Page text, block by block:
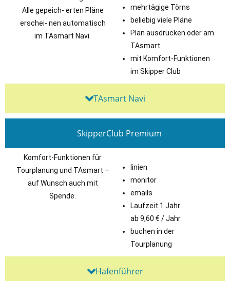
TAsmart Navi
Alle gepeich- erten Pläne
erschei- nen automatisch
im TAsmart Navi.
mehrtägige Törns
beliebig viele Pläne
Plan ausdrucken oder am
TAsmart
mit Komfort-Funktionen
im Skipper Club
SkipperClub Premium
Hafenführer
Komfort-Funktionen für
Tourplanung und TAsmart –
auf Wunsch auch mit
Spende.
linien
monitor
emails
Laufzeit 1 Jahr
ab 9,60 € / Jahr
buchen in der
Tourplanung